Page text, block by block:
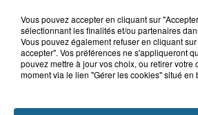
Hazebrouck :
Lucas s'en est
Valérie, 46 ans,
depuis mardi à
Vous pouvez accepter en cliquant sur
sélectionnant les finalités et/ou partenaires
Vous pouvez également refuser en cliquant
accepter". Vos préférences ne s'appliqueront
pouvez mettre à jour vos choix, ou retirer votre
moment via le lien "Gérer les cookies" situé en